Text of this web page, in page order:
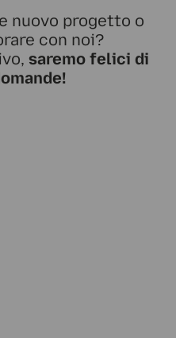
nuovo progetto o
con noi?
saremo felici di